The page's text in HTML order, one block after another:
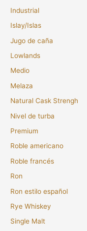
Industrial
Islay/Islas
Jugo de caña
Lowlands
Medio
Melaza
Natural Cask Strengh
Nivel de turba
Premium
Roble americano
Roble francés
Ron
Ron estilo español
Rye Whiskey
Single Malt